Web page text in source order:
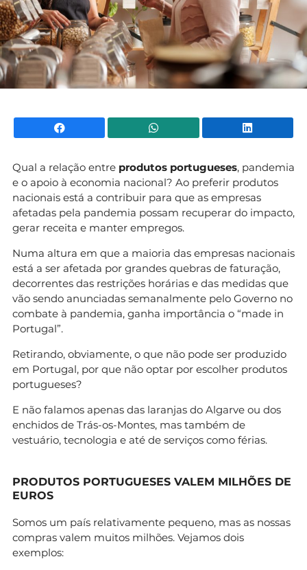
Facebook WhatsApp
Qual a relação entre produtos portugueses, pandemia
e o apoio à economia nacional? Ao preferir produtos
nacionais está a contribuir para que as empresas
afetadas pela pandemia possam recuperar do impacto,
gerar receita e manter empregos.
Numa altura em que a maioria das empresas nacionais
está a ser afetada por grandes quebras de faturação,
decorrentes das restrições horárias e das medidas que
vão sendo anunciadas semanalmente pelo Governo no
combate à pandemia, ganha importância o “made in
Portugal”.
Retirando, obviamente, o que não pode ser produzido
em Portugal, por que não optar por escolher produtos
portugueses?
E não falamos apenas das laranjas do Algarve ou dos
enchidos de Trás-os-Montes, mas também de
vestuário, tecnologia e até de serviços como férias.
PRODUTOS PORTUGUESES VALEM MILHÕES DE
EUROS
Somos um país relativamente pequeno, mas as nossas
compras valem muitos milhões. Vejamos dois
exemplos: